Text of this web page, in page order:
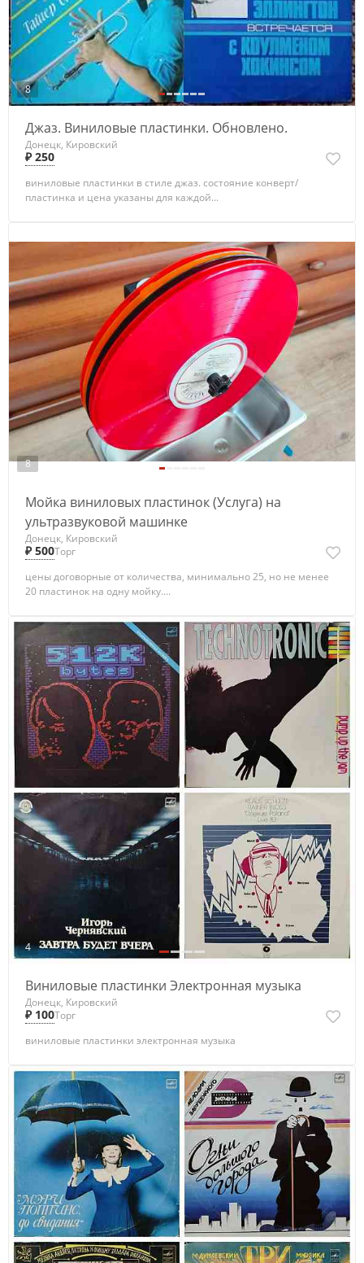
8
Джаз. Виниловые пластинки. Обновлено.
Донецк, Кировский
₽ 250
виниловые пластинки в стиле джаз. состояние конверт/
пластинка и цена указаны для каждой...
8
Мойка виниловых пластинок (Услуга) на
ультразвуковой машинке
Донецк, Кировский
₽ 500Торг
цены договорные от количества, минимально 25, но не менее
20 пластинок на одну мойку....
4
Виниловые пластинки Электронная музыка
Донецк, Кировский
₽ 100Торг
виниловые пластинки электронная музыка